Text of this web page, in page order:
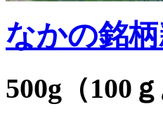
なかの銘
500g（100